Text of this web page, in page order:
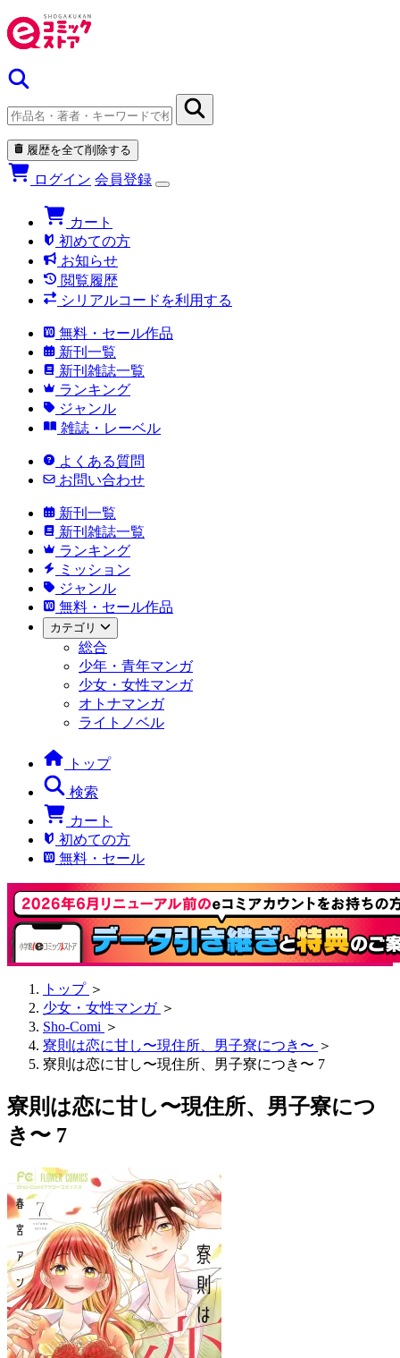
履歴を全て削除する
ログイン 会員登録
カート
初めての方
お知らせ
閲覧履歴
シリアルコードを利用する
無料・セール作品
新刊一覧
新刊雑誌一覧
ランキング
ジャンル
雑誌・レーベル
よくある質問
お問い合わせ
新刊一覧
新刊雑誌一覧
ランキング
ミッション
ジャンル
無料・セール作品
カテゴリ
総合
少年・青年マンガ
少女・女性マンガ
オトナマンガ
ライトノベル
トップ
検索
カート
初めての方
無料・セール
トップ ＞
少女・女性マンガ ＞
Sho-Comi ＞
寮則は恋に甘し〜現住所、男子寮につき〜 ＞
寮則は恋に甘し〜現住所、男子寮につき〜 7
寮則は恋に甘し〜現住所、男子寮につ
き〜 7